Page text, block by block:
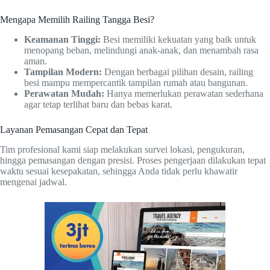
Mengapa Memilih Railing Tangga Besi?
Keamanan Tinggi: Besi memiliki kekuatan yang baik untuk
menopang beban, melindungi anak-anak, dan menambah rasa
aman.
Tampilan Modern: Dengan berbagai pilihan desain, railing
besi mampu mempercantik tampilan rumah atau bangunan.
Perawatan Mudah: Hanya memerlukan perawatan sederhana
agar tetap terlihat baru dan bebas karat.
Layanan Pemasangan Cepat dan Tepat
Tim profesional kami siap melakukan survei lokasi, pengukuran,
hingga pemasangan dengan presisi. Proses pengerjaan dilakukan tepat
waktu sesuai kesepakatan, sehingga Anda tidak perlu khawatir
mengenai jadwal.